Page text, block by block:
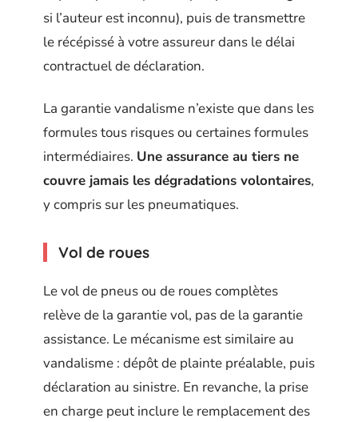
si l’auteur est inconnu), puis de transmettre
le récépissé à votre assureur dans le délai
contractuel de déclaration.
La garantie vandalisme n’existe que dans les
formules tous risques ou certaines formules
intermédiaires. Une assurance au tiers ne
couvre jamais les dégradations volontaires,
y compris sur les pneumatiques.
Vol de roues
Le vol de pneus ou de roues complètes
relève de la garantie vol, pas de la garantie
assistance. Le mécanisme est similaire au
vandalisme : dépôt de plainte préalable, puis
déclaration au sinistre. En revanche, la prise
en charge peut inclure le remplacement des